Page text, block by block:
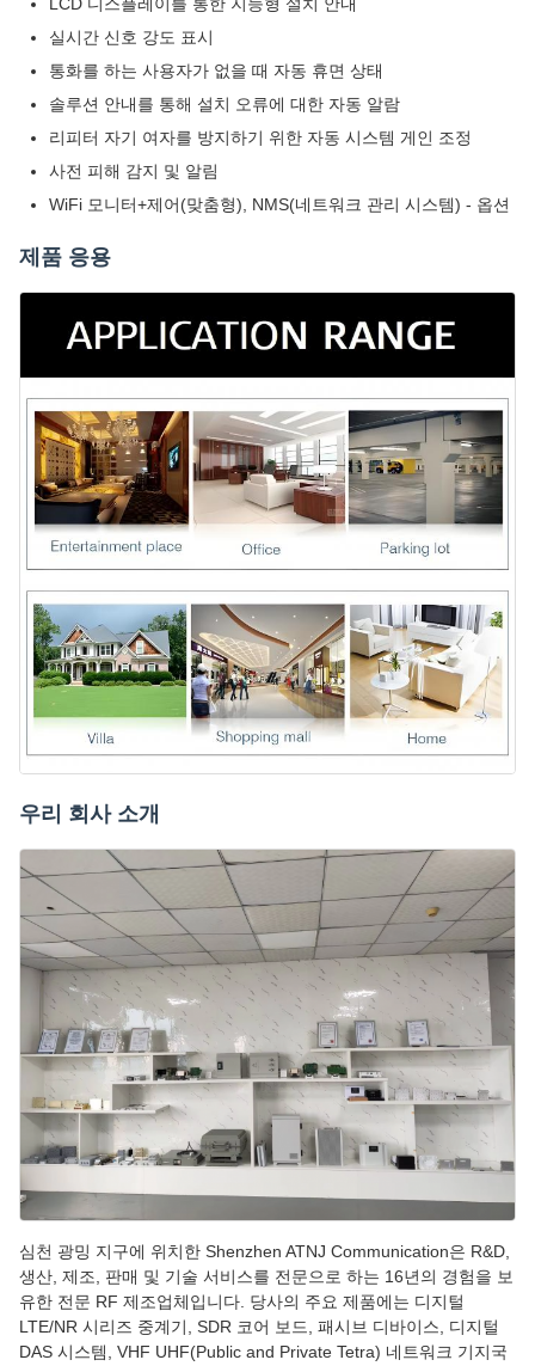
LCD 디스플레이를 통한 지능형 설치 안내
실시간 신호 강도 표시
통화를 하는 사용자가 없을 때 자동 휴면 상태
솔루션 안내를 통해 설치 오류에 대한 자동 알람
리피터 자기 여자를 방지하기 위한 자동 시스템 게인 조정
사전 피해 감지 및 알림
WiFi 모니터+제어(맞춤형), NMS(네트워크 관리 시스템) - 옵션
제품 응용
우리 회사 소개
심천 광밍 지구에 위치한 Shenzhen ATNJ Communication은 R&D,
생산, 제조, 판매 및 기술 서비스를 전문으로 하는 16년의 경험을 보
유한 전문 RF 제조업체입니다. 당사의 주요 제품에는 디지털
LTE/NR 시리즈 중계기, SDR 코어 보드, 패시브 디바이스, 디지털
DAS 시스템, VHF UHF(Public and Private Tetra) 네트워크 기지국